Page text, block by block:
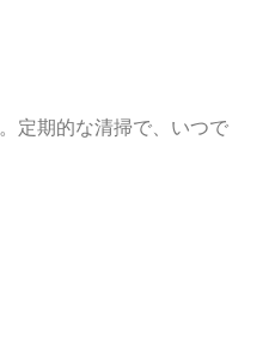
定期的な清掃で、いつで